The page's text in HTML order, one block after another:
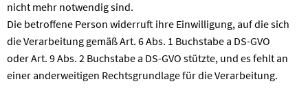
nicht mehr notwendig sind.
Die betroffene Person widerruft ihre Einwilligung, auf die sich
die Verarbeitung gemäß Art. 6 Abs. 1 Buchstabe a DS-GVO
oder Art. 9 Abs. 2 Buchstabe a DS-GVO stützte, und es fehlt an
einer anderweitigen Rechtsgrundlage für die Verarbeitung.